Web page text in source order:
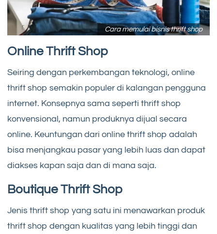
Cara memulai bisnis thrift shop
Online Thrift Shop
Seiring dengan perkembangan teknologi, online
thrift shop semakin populer di kalangan pengguna
internet. Konsepnya sama seperti thrift shop
konvensional, namun produknya dijual secara
online. Keuntungan dari online thrift shop adalah
bisa menjangkau pasar yang lebih luas dan dapat
diakses kapan saja dan di mana saja.
Boutique Thrift Shop
Jenis thrift shop yang satu ini menawarkan produk
thrift shop dengan kualitas yang lebih tinggi dan